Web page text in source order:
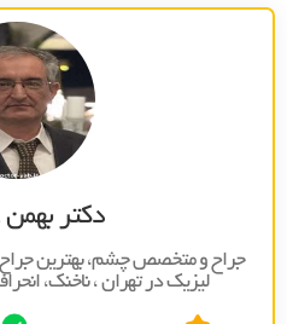
دکتر بهمن
جراح و متخصص چشم، بهترين جراح
ليزيک در تهران ، ناخنک،